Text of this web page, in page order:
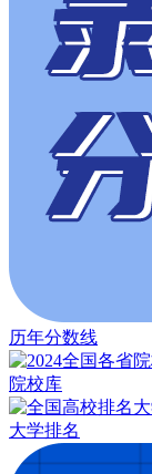
历年分数线
院校库
大学排名